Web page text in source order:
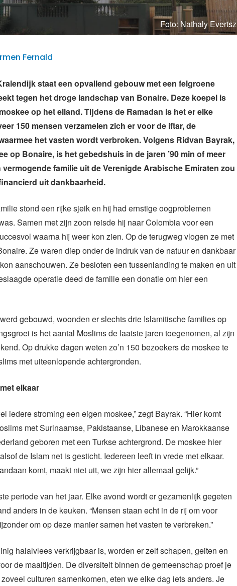
Foto: Nathaly Evertsz
Fernald
staat een opvallend gebouw met een felgroene
tegen het droge landschap van Bonaire. Deze koepel is
op het eiland. Tijdens de Ramadan is het er elke
150 mensen verzamelen zich er voor de iftar, de
het vasten wordt verbroken. Volgens Ridvan Bayrak,
op Bonaire, is het gebedshuis in de jaren ’90 min of meer
familie uit de Verenigde Arabische Emiraten zou
uit dankbaarheid.
stond een rijke sjeik en hij had ernstige oogproblemen
Samen met zijn zoon reisde hij naar Colombia voor een
waarna hij weer kon zien. Op de terugweg vlogen ze met
Ze waren diep onder de indruk van de natuur en dankbaar
aanschouwen. Ze besloten een tussenlanding te maken en uit
operatie deed de familie een donatie om hier een
gebouwd, woonden er slechts drie Islamitische families op
is het aantal Moslims de laatste jaren toegenomen, al zijn
Op drukke dagen weten zo’n 150 bezoekers de moskee te
met uiteenlopende achtergronden.
elkaar
iedere stroming een eigen moskee,” zegt Bayrak. “Hier komt
met Surinaamse, Pakistaanse, Libanese en Marokkaanse
geboren met een Turkse achtergrond. De moskee hier
de Islam net is gesticht. Iedereen leeft in vrede met elkaar.
komt, maakt niet uit, we zijn hier allemaal gelijk.”
periode van het jaar. Elke avond wordt er gezamenlijk gegeten
anders in de keuken. “Mensen staan echt in de rij om voor
om op deze manier samen het vasten te verbreken.”
halalvlees verkrijgbaar is, worden er zelf schapen, geiten en
de maaltijden. De diversiteit binnen de gemeenschap proef je
zoveel culturen samenkomen, eten we elke dag iets anders. Je